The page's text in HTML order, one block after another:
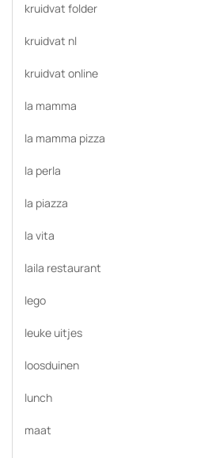
kruidvat folder
kruidvat nl
kruidvat online
la mamma
la mamma pizza
la perla
la piazza
la vita
laila restaurant
lego
leuke uitjes
loosduinen
lunch
maat